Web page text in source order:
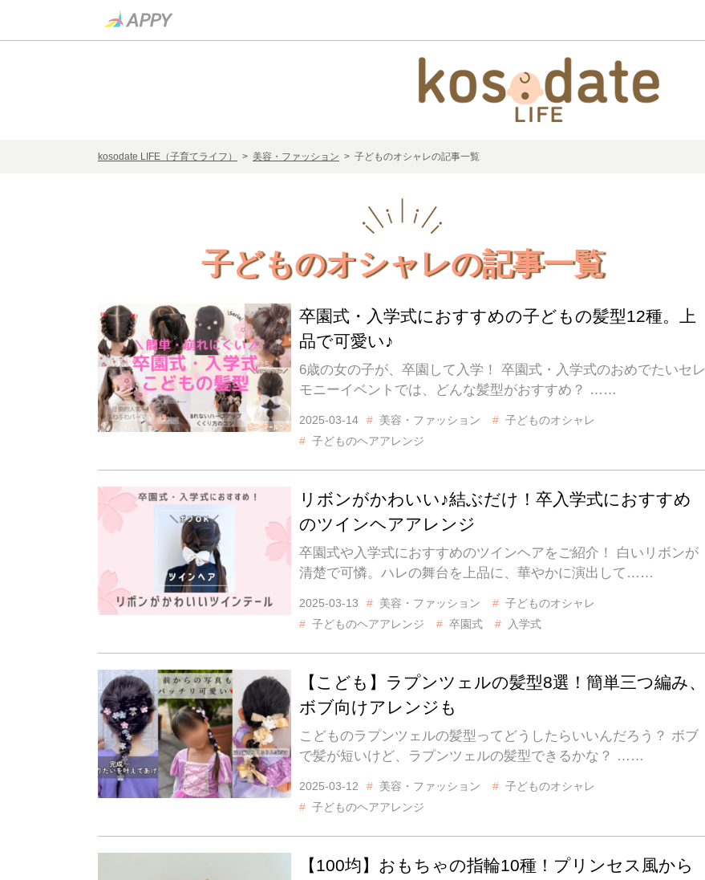
kosodate LIFE（子育てライフ） > 美容・ファッション > 子どものオシャレの記事一覧
子どものオシャレの記事一覧
卒園式・入学式におすすめの子どもの髪型12種。上
品で可愛い♪
6歳の女の子が、卒園して入学！ 卒園式・入学式のおめでたいセレ
モニーイベントでは、どんな髪型がおすすめ？ ……
2025-03-14 美容・ファッション
子どものオシャレ
子どものヘアアレンジ
リボンがかわいい♪結ぶだけ！卒入学式におすすめ
のツインヘアアレンジ
卒園式や入学式におすすめのツインヘアをご紹介！ 白いリボンが
清楚で可憐。ハレの舞台を上品に、華やかに演出して……
2025-03-13 美容・ファッション
子どものオシャレ
子どものヘアアレンジ
卒園式 入学式
【こども】ラプンツェルの髪型8選！簡単三つ編み、
ボブ向けアレンジも
こどものラプンツェルの髪型ってどうしたらいいんだろう？ ボブ
で髪が短いけど、ラプンツェルの髪型できるかな？ ……
2025-03-12 美容・ファッション
子どものオシャレ
子どものヘアアレンジ
【100均】おもちゃの指輪10種！プリンセス風から